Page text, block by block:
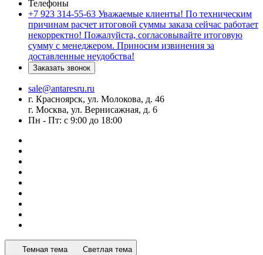
Телефоны
+7 923 314-55-63 Уважаемые клиенты! По техническим
причинам расчет итоговой суммы заказа сейчас работает
некорректно! Пожалуйста, согласовывайте итоговую
сумму с менеджером. Приносим извинения за
доставленные неудобства!
Заказать звонок
sale@antaresru.ru
г. Красноярск, ул. Молокова, д. 46
г. Москва, ул. Вернисажная, д. 6
Пн - Пт: с 9:00 до 18:00
Темная тема Светлая тема